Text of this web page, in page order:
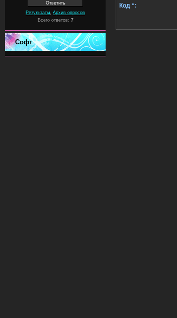
Результаты Архив опросов
Всего ответов: 7
Софт
Код *: